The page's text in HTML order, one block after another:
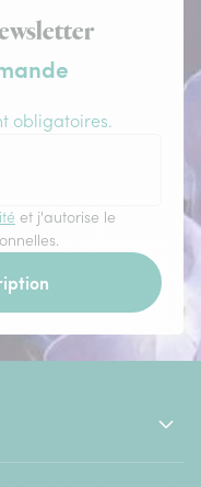
obligatoires.
et j'autorise le